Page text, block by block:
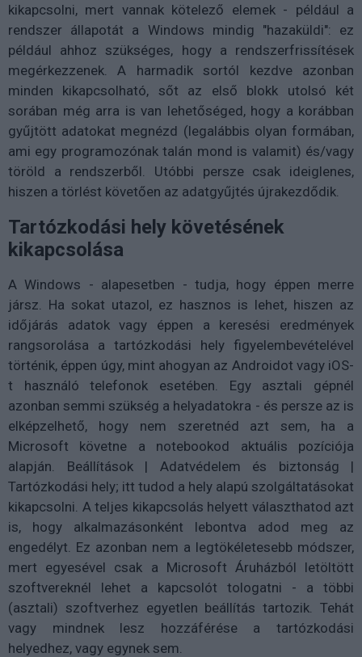
kikapcsolni, mert vannak kötelező elemek - például a
rendszer állapotát a Windows mindig "hazaküldi": ez
például ahhoz szükséges, hogy a rendszerfrissítések
megérkezzenek. A harmadik sortól kezdve azonban
minden kikapcsolható, sőt az első blokk utolsó két
sorában még arra is van lehetőséged, hogy a korábban
gyűjtött adatokat megnézd (legalábbis olyan formában,
ami egy programozónak talán mond is valamit) és/vagy
töröld a rendszerből. Utóbbi persze csak ideiglenes,
hiszen a törlést követően az adatgyűjtés újrakezdődik.
Tartózkodási hely követésének
kikapcsolása
A Windows - alapesetben - tudja, hogy éppen merre
jársz. Ha sokat utazol, ez hasznos is lehet, hiszen az
időjárás adatok vagy éppen a keresési eredmények
rangsorolása a tartózkodási hely figyelembevételével
történik, éppen úgy, mint ahogyan az Androidot vagy iOS-
t használó telefonok esetében. Egy asztali gépnél
azonban semmi szükség a helyadatokra - és persze az is
elképzelhető, hogy nem szeretnéd azt sem, ha a
Microsoft követne a notebookod aktuális pozíciója
alapján. Beállítások | Adatvédelem és biztonság |
Tartózkodási hely; itt tudod a hely alapú szolgáltatásokat
kikapcsolni. A teljes kikapcsolás helyett választhatod azt
is, hogy alkalmazásonként lebontva adod meg az
engedélyt. Ez azonban nem a legtökéletesebb módszer,
mert egyesével csak a Microsoft Áruházból letöltött
szoftvereknél lehet a kapcsolót tologatni - a többi
(asztali) szoftverhez egyetlen beállítás tartozik. Tehát
vagy mindnek lesz hozzáférése a tartózkodási
helyedhez, vagy egynek sem.